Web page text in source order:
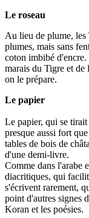
Le roseau
Au lieu de plume, les
plumes, mais sans
coton imbibé d'encre.
marais du Tigre et
on le prépare.
Le papier
Le papier, qui se
presque aussi fort
tables de bois de
d'une demi-livre.
Comme dans l'arabe
diacritiques, qui
s'écrivent rarement,
point d'autres signes
Koran et les poésies.